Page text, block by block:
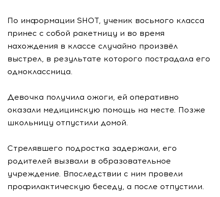
По информации SHOT, ученик восьмого класса
принес с собой ракетницу и во время
нахождения в классе случайно произвёл
выстрел, в результате которого пострадала его
одноклассница.
Девочка получила ожоги, ей оперативно
оказали медицинскую помощь на месте. Позже
школьницу отпустили домой.
Стрелявшего подростка задержали, его
родителей вызвали в образовательное
учреждение. Впоследствии с ним провели
профилактическую беседу, а после отпустили.